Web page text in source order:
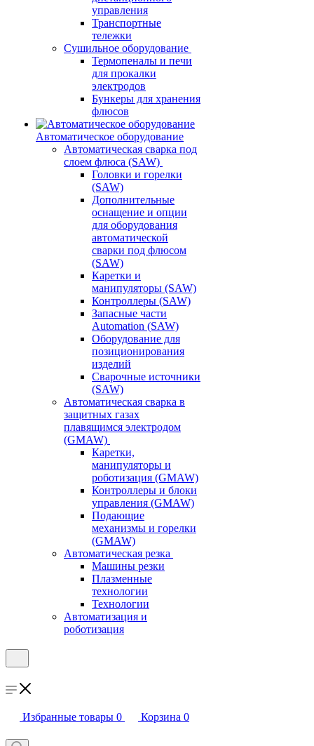
управления
Транспортные
тележки
Сушильное оборудование
Термопеналы и печи
для прокалки
электродов
Бункеры для хранения
флюсов
Автоматическое оборудование
Автоматическая сварка под
слоем флюса (SAW)
Головки и горелки
(SAW)
Дополнительные
оснащение и опции
для оборудования
автоматической
сварки под флюсом
(SAW)
Каретки и
манипуляторы (SAW)
Контроллеры (SAW)
Запасные части
Automation (SAW)
Оборудование для
позиционирования
изделий
Сварочные источники
(SAW)
Автоматическая сварка в
защитных газах
плавящимся электродом
(GMAW)
Каретки,
манипуляторы и
роботизация (GMAW)
Контроллеры и блоки
управления (GMAW)
Подающие
механизмы и горелки
(GMAW)
Автоматическая резка
Машины резки
Плазменные
технологии
Технологии
Автоматизация и
роботизация
Избранные товары 0 Корзина 0